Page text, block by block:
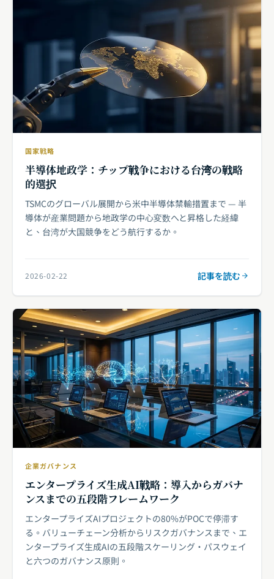
国家戦略
半導体地政学：チップ戦争における台湾の戦略
的選択
TSMCのグローバル展開から米中半導体禁輸措置まで — 半
導体が産業問題から地政学の中心変数へと昇格した経緯
と、台湾が大国競争をどう航行するか。
2026-02-22 記事を読む
企業ガバナンス
エンタープライズ生成AI戦略：導入からガバナ
ンスまでの五段階フレームワーク
エンタープライズAIプロジェクトの80%がPOCで停滞す
る。バリューチェーン分析からリスクガバナンスまで、エ
ンタープライズ生成AIの五段階スケーリング・パスウェイ
と六つのガバナンス原則。